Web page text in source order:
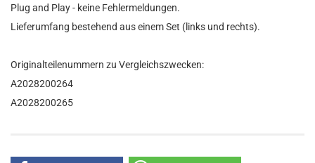
Plug and Play - keine Fehlermeldungen.
Lieferumfang bestehend aus einem Set (links und rechts).
Originalteilenummern zu Vergleichszwecken:
A2028200264
A2028200265